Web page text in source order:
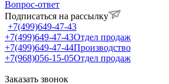
Вопрос-ответ
Подписаться на рассылку
+7(499)649-47-43
+7(499)649-47-43Отдел продаж
+7(499)649-47-44Производство
+7(968)056-15-05Отдел продаж
Заказать звонок